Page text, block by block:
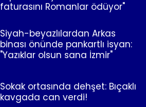
faturasını Romanlar ödüyor"
Siyah-beyazlılardan Arkas
binası önünde pankartlı isyan:
"Yazıklar olsun sana İzmir"
Sokak ortasında dehşet: Bıçaklı
kavgada can verdi!